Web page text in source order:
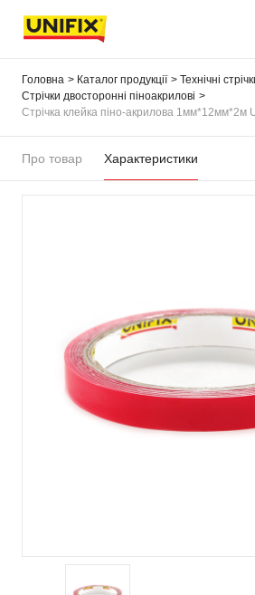
Головна Каталог продукції
Технічні
Стрічки двосторонні піноакрилові
Стрічка клейка піно-акрилова 1мм*12мм*2м
Про товар Характеристики